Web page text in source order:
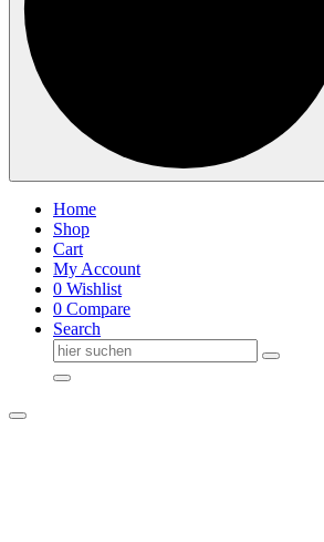
Home
Shop
Cart
My Account
0 Wishlist
0 Compare
Search
Suche
nach: